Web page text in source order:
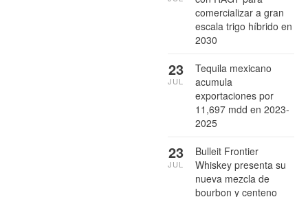
comercializar a gran
escala trigo híbrido en
2030
Tequila mexicano
acumula
exportaciones por
11,697 mdd en 2023-
2025
23
JUL
Bulleit Frontier
Whiskey presenta su
nueva mezcla de
bourbon y centeno
23
JUL